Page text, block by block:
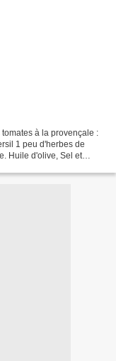
à la provençale :
1 peu d'herbes de
Huile d'olive, Sel et